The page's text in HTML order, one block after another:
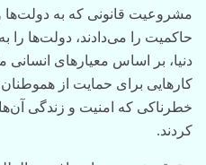
مشروعیت قانونی که به دولت‌ها
حاکمیت را می‌دادند، دولت‌ها را
دنیا، بر اساس معیارهای انسانی
کارهایی برای حمایت از
خطرناکی که امنیت و زندگی
کردند.